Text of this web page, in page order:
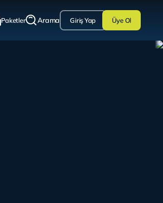
Paketler Arama Giriş Yap Üye Ol